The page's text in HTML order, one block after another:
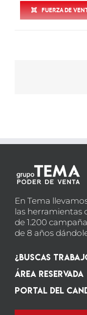
FUERZA DE
En Tema
las herramientas
de 1.200
de 8 años
¿Buscas
Área Reservada
Portal del